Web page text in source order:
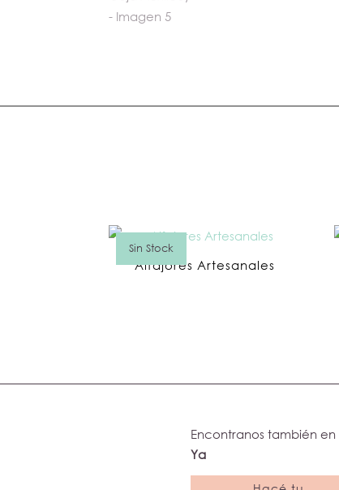
Sin Stock
Alfajores Artesanales
Encontranos también en
Ya